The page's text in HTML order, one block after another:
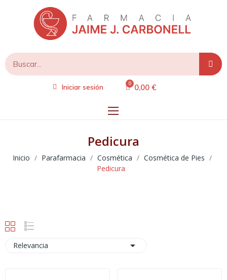
Iniciar sesión 0,00 €
Pedicura
Inicio Parafarmacia Cosmética
Cosmética de Pies
Pedicura
Relevancia 